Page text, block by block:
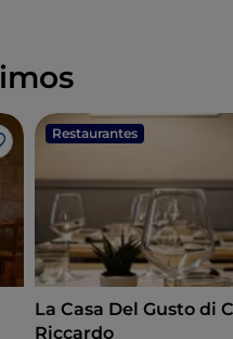
gusta
Restaurantes
La Casa Del Gusto di
Riccardo